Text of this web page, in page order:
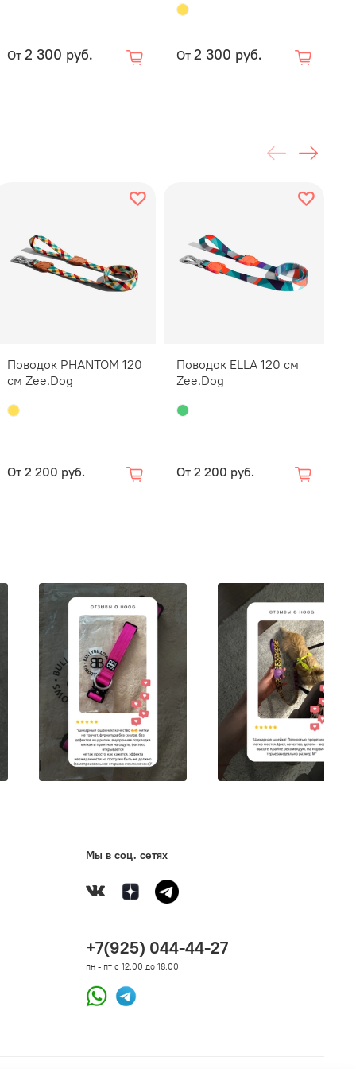
при возникновении гарантийной ситуации.
вмешательство.
От 2 300 руб. От 2 300 руб.
Поводок PHANTOM 120
см Zee.Dog
От 2 200 руб.
Поводок ELLA 120 см
Zee.Dog
От 2 200 руб.
Мы в соц. сетях
+7(925) 044-44-27
пн - пт с 12.00 до 18.00